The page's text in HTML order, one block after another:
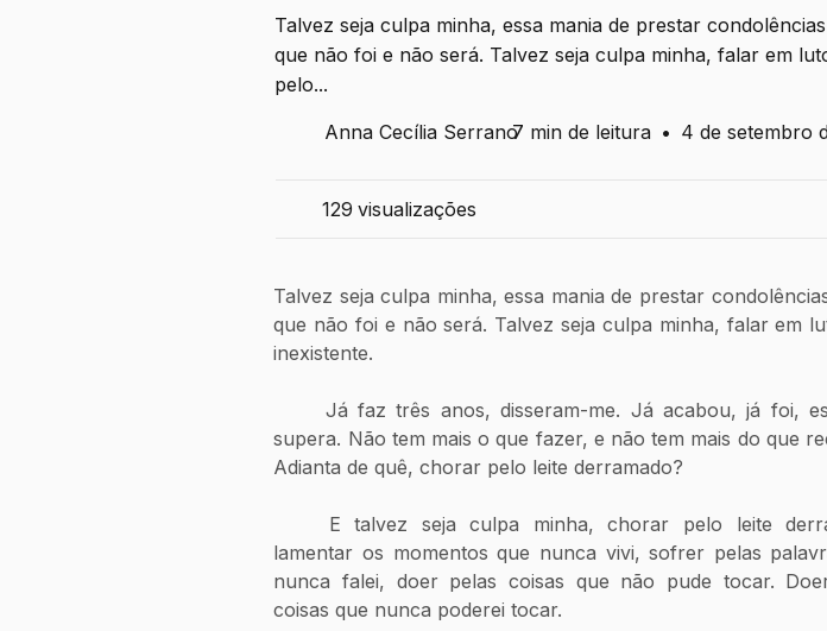
Talvez seja culpa minha, essa mania de prestar
que não foi e não será. Talvez seja culpa minha, falar em
pelo...
Anna Cecília Serrano7 min de leitura • 4 de setembro
129 visualizações
Talvez seja culpa minha, essa mania de prestar
que não foi e não será. Talvez seja culpa minha, falar em
inexistente.
supera. Não tem mais o que fazer, e não tem mais do que
Adianta de quê, chorar pelo leite derramado?
lamentar os momentos que nunca vivi, sofrer pelas
nunca falei, doer pelas coisas que não pude tocar.
coisas que nunca poderei tocar.